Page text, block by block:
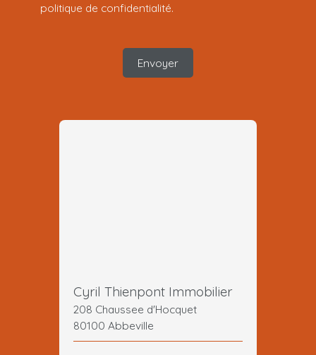
politique de confidentialité.
Envoyer
Cyril Thienpont Immobilier
208 Chaussee d'Hocquet
80100 Abbeville